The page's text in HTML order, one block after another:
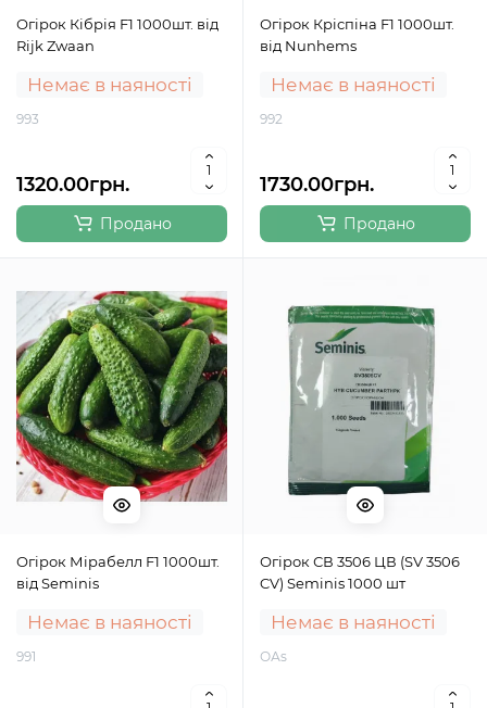
Огірок Кібрія F1 1000шт. від
Rijk Zwaan
Немає в наяності
993
1320.00грн.
Продано
Огірок Кріспіна F1 1000шт.
від Nunhems
Немає в наяності
992
1730.00грн.
Продано
Огірок Мірабелл F1 1000шт.
від Seminis
Немає в наяності
991
Огірок СВ 3506 ЦВ (SV 3506
CV) Seminis 1000 шт
Немає в наяності
ОАs